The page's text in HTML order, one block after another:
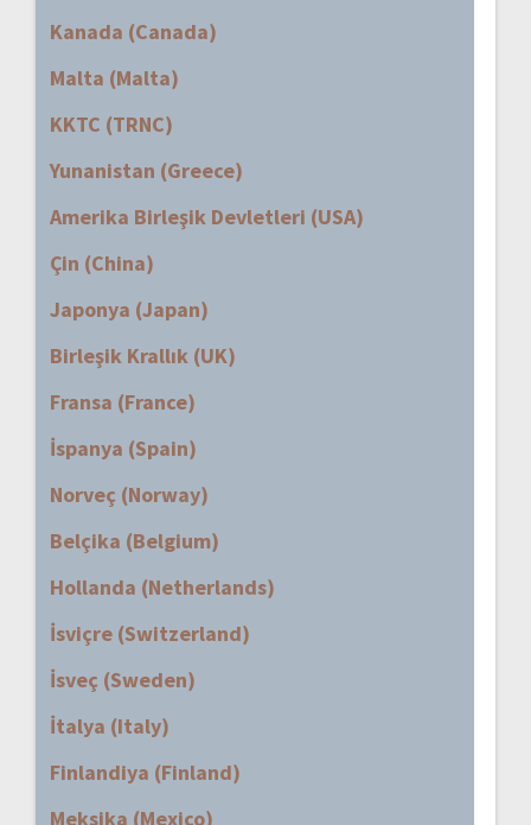
Kanada (Canada)
Malta (Malta)
KKTC (TRNC)
Yunanistan (Greece)
Amerika Birleşik Devletleri (USA)
Çin (China)
Japonya (Japan)
Birleşik Krallık (UK)
Fransa (France)
İspanya (Spain)
Norveç (Norway)
Belçika (Belgium)
Hollanda (Netherlands)
İsviçre (Switzerland)
İsveç (Sweden)
İtalya (Italy)
Finlandiya (Finland)
Meksika (Mexico)